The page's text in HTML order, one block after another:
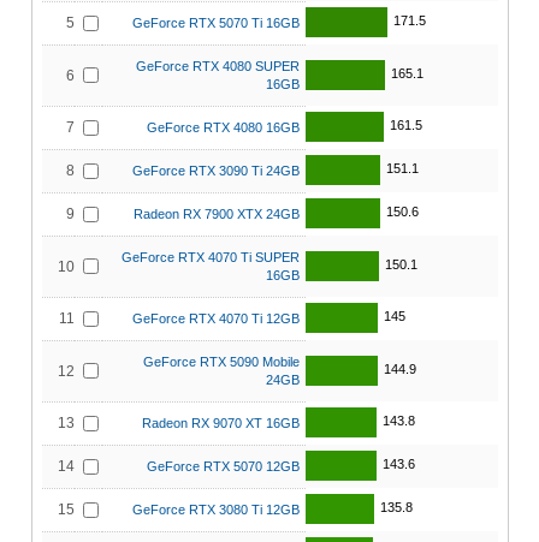
5 GeForce RTX 5070 Ti 16GB 171.5
6
GeForce RTX 4080 SUPER
16GB
165.1
7 GeForce RTX 4080 16GB 161.5
8 GeForce RTX 3090 Ti 24GB 151.1
9 Radeon RX 7900 XTX 24GB 150.6
10
GeForce RTX 4070 Ti SUPER
16GB
150.1
11 GeForce RTX 4070 Ti 12GB 145
12
GeForce RTX 5090 Mobile
24GB
144.9
13 Radeon RX 9070 XT 16GB 143.8
14 GeForce RTX 5070 12GB 143.6
15 GeForce RTX 3080 Ti 12GB 135.8